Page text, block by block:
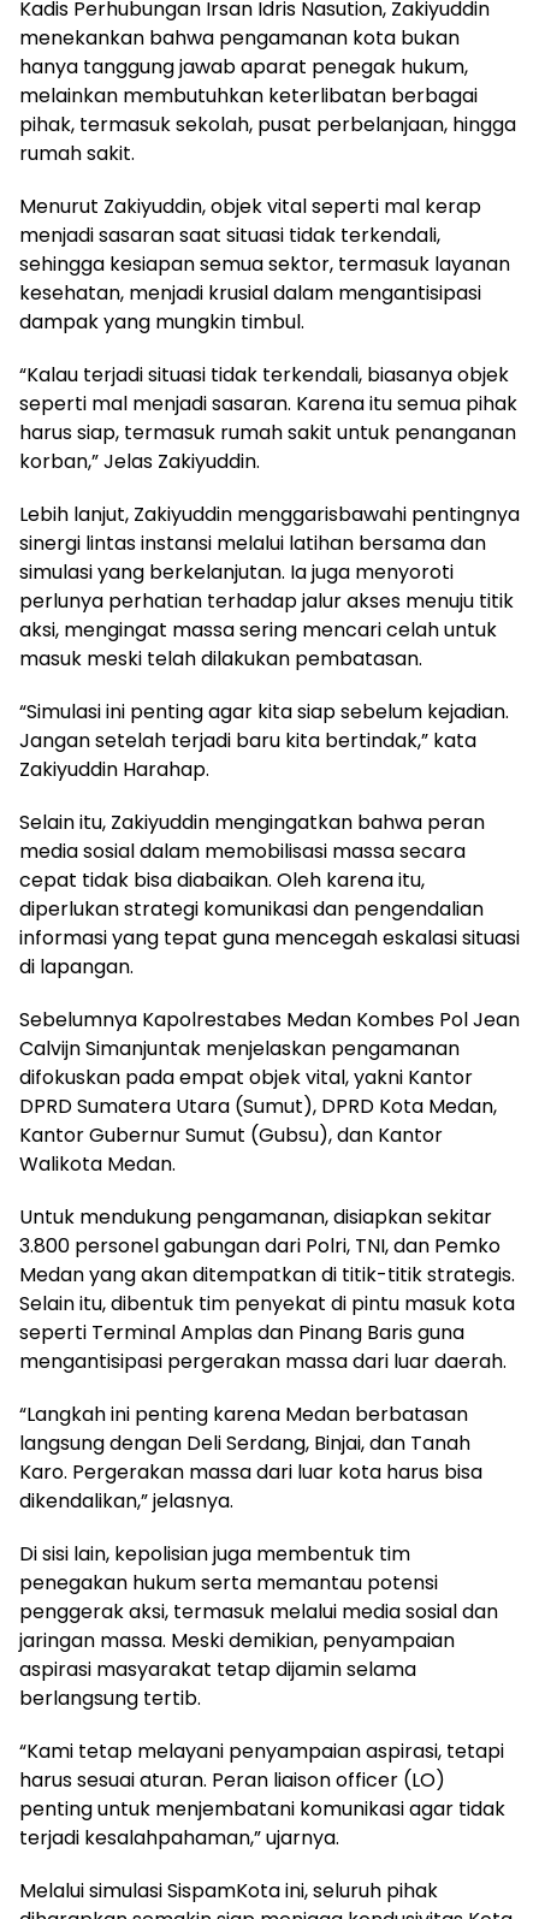
Kadis Perhubungan Irsan Idris Nasution, Zakiyuddin
menekankan bahwa pengamanan kota bukan
hanya tanggung jawab aparat penegak hukum,
melainkan membutuhkan keterlibatan berbagai
pihak, termasuk sekolah, pusat perbelanjaan, hingga
rumah sakit.
Menurut Zakiyuddin, objek vital seperti mal kerap
menjadi sasaran saat situasi tidak terkendali,
sehingga kesiapan semua sektor, termasuk layanan
kesehatan, menjadi krusial dalam mengantisipasi
dampak yang mungkin timbul.
“Kalau terjadi situasi tidak terkendali, biasanya objek
seperti mal menjadi sasaran. Karena itu semua pihak
harus siap, termasuk rumah sakit untuk penanganan
korban,” Jelas Zakiyuddin.
Lebih lanjut, Zakiyuddin menggarisbawahi pentingnya
sinergi lintas instansi melalui latihan bersama dan
simulasi yang berkelanjutan. Ia juga menyoroti
perlunya perhatian terhadap jalur akses menuju titik
aksi, mengingat massa sering mencari celah untuk
masuk meski telah dilakukan pembatasan.
“Simulasi ini penting agar kita siap sebelum kejadian.
Jangan setelah terjadi baru kita bertindak,” kata
Zakiyuddin Harahap.
Selain itu, Zakiyuddin mengingatkan bahwa peran
media sosial dalam memobilisasi massa secara
cepat tidak bisa diabaikan. Oleh karena itu,
diperlukan strategi komunikasi dan pengendalian
informasi yang tepat guna mencegah eskalasi situasi
di lapangan.
Sebelumnya Kapolrestabes Medan Kombes Pol Jean
Calvijn Simanjuntak menjelaskan pengamanan
difokuskan pada empat objek vital, yakni Kantor
DPRD Sumatera Utara (Sumut), DPRD Kota Medan,
Kantor Gubernur Sumut (Gubsu), dan Kantor
Walikota Medan.
Untuk mendukung pengamanan, disiapkan sekitar
3.800 personel gabungan dari Polri, TNI, dan Pemko
Medan yang akan ditempatkan di titik-titik strategis.
Selain itu, dibentuk tim penyekat di pintu masuk kota
seperti Terminal Amplas dan Pinang Baris guna
mengantisipasi pergerakan massa dari luar daerah.
“Langkah ini penting karena Medan berbatasan
langsung dengan Deli Serdang, Binjai, dan Tanah
Karo. Pergerakan massa dari luar kota harus bisa
dikendalikan,” jelasnya.
Di sisi lain, kepolisian juga membentuk tim
penegakan hukum serta memantau potensi
penggerak aksi, termasuk melalui media sosial dan
jaringan massa. Meski demikian, penyampaian
aspirasi masyarakat tetap dijamin selama
berlangsung tertib.
“Kami tetap melayani penyampaian aspirasi, tetapi
harus sesuai aturan. Peran liaison officer (LO)
penting untuk menjembatani komunikasi agar tidak
terjadi kesalahpahaman,” ujarnya.
Melalui simulasi SispamKota ini, seluruh pihak